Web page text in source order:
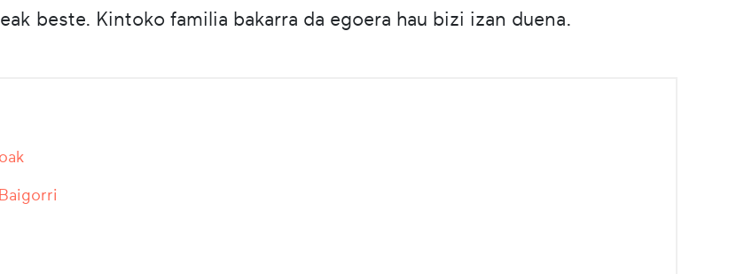
beste. Kintoko familia bakarra da egoera hau bizi izan duena.